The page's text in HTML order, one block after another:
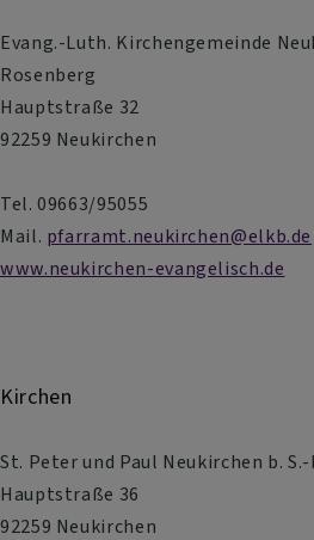
Evang.-Luth. Kirchengemeinde
Rosenberg
Hauptstraße 32
92259 Neukirchen
Tel. 09663/95055
Mail. pfarramt.neukirchen@elkb.de
www.neukirchen-evangelisch.de
Kirchen
St. Peter und Paul Neukirchen b. S.-
Hauptstraße 36
92259 Neukirchen